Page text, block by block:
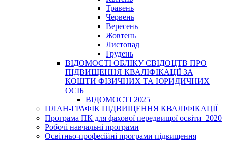
Травень
Червень
Вересень
Жовтень
Листопад
Грудень
ВІДОМОСТІ ОБЛІКУ СВІДОЦТВ ПРО
ПІДВИЩЕННЯ КВАЛІФІКАЦІЇ ЗА
КОШТИ ФІЗИЧНИХ ТА ЮРИДИЧНИХ
ОСІБ
ВІДОМОСТІ 2025
ПЛАН-ГРАФІК ПІДВИЩЕННЯ КВАЛІФІКАЦІЇ
Програма ПК для фахової передвищої освіти_2020
Робочі навчальні програми
Освітньо-професійні програми підвищення